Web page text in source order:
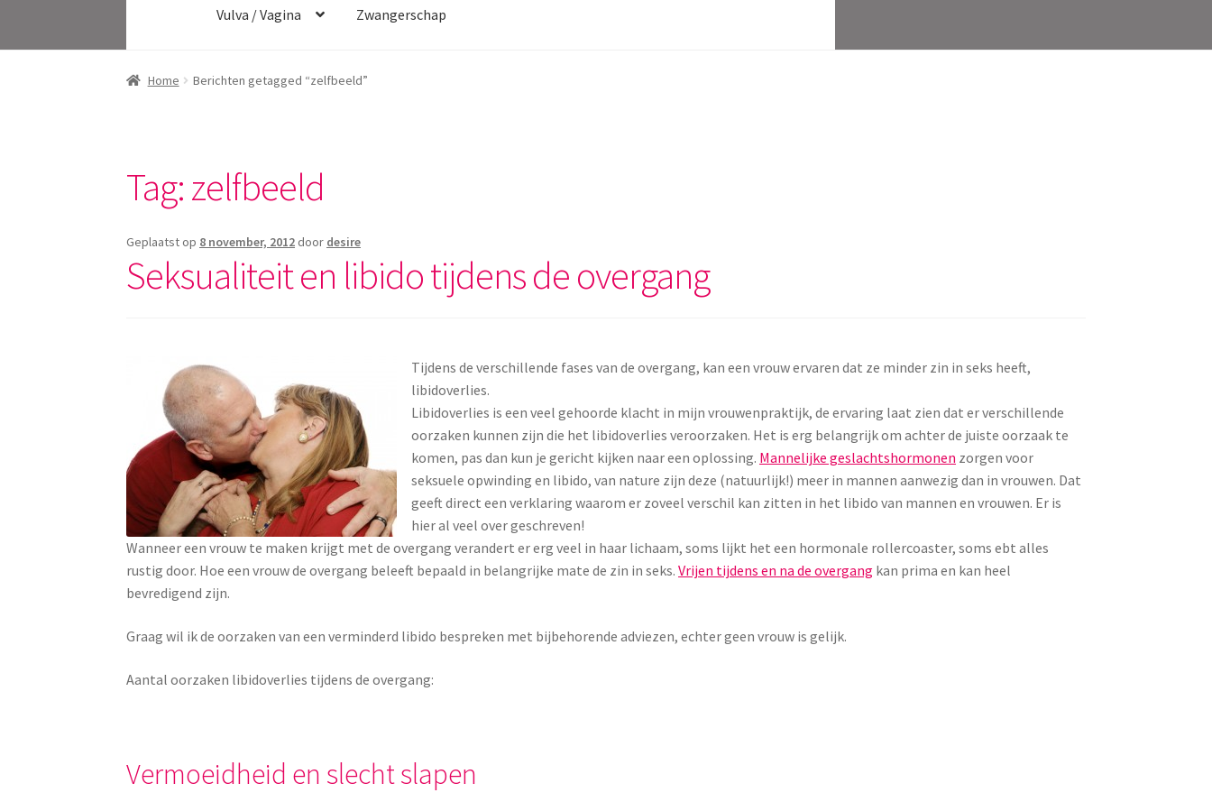
Vulva / Vagina Zwangerschap
Home Berichten getagged “zelfbeeld”
Tag:zelfbeeld
Geplaatst op 8 november, 2012 door desire
Seksualiteit en libido tijdens de overgang
Tijdens de verschillende fases van de overgang, kan een vrouw ervaren dat ze minder zin in seks heeft,
libidoverlies.
Libidoverlies is een veel gehoorde klacht in mijn vrouwenpraktijk, de ervaring laat zien dat er verschillende
oorzaken kunnen zijn die het libidoverlies veroorzaken. Het is erg belangrijk om achter de juiste oorzaak te
komen, pas dan kun je gericht kijken naar een oplossing. Mannelijke geslachtshormonen zorgen voor
seksuele opwinding en libido, van nature zijn deze (natuurlijk!) meer in mannen aanwezig dan in vrouwen. Dat
geeft direct een verklaring waarom er zoveel verschil kan zitten in het libido van mannen en vrouwen. Er is
hier al veel over geschreven!
Wanneer een vrouw te maken krijgt met de overgang verandert er erg veel in haar lichaam, soms lijkt het een hormonale rollercoaster, soms ebt alles
rustig door. Hoe een vrouw de overgang beleeft bepaald in belangrijke mate de zin in seks.Vrijen tijdens en na de overgang kan prima en kan heel
bevredigend zijn.
Graag wil ik de oorzaken van een verminderd libido bespreken met bijbehorende adviezen, echter geen vrouw is gelijk.
Aantal oorzaken libidoverlies tijdens de overgang:
Vermoeidheid en slecht slapen